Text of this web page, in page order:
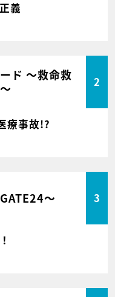
義
ド ～救命救
2
療事故!?
～ 3